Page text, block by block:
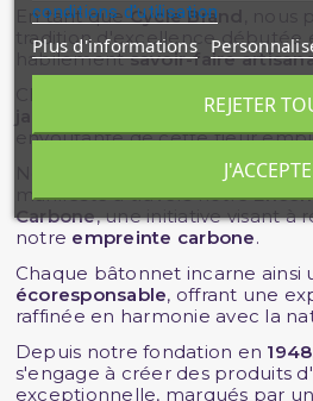
En tant queCycle Brand
tradition d'excellence débutée
habilementsavoir-faire
Chaque bâtonnet d'encens
, capturant la
envoûtante de cette fleur
Notre engagement envers
manifeste à travers notre
Carbone, une initiative visant à
notre empreinte carbone.
Chaque bâtonnet incarne ainsi
écoresponsable, offrant une
raffinée en harmonie avec la
Depuis notre fondation en 1948
s'engage à créer des produits
exceptionnelle, marqués par
conditions d'utilisation
Plus d'informations
REJETER
J'ACCEPTE